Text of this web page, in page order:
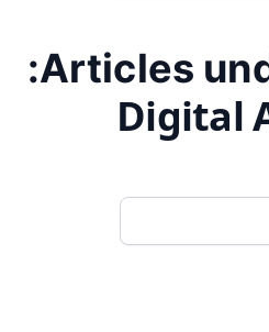
Articles
Digital